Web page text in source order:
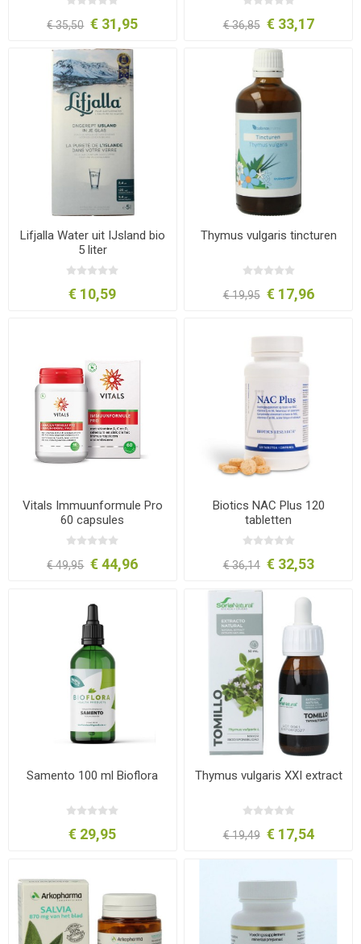
€ 35,50 € 31,95 € 36,85 € 33,17
Lifjalla Water uit IJsland bio
5 liter
€ 10,59
Thymus vulgaris tincturen
€ 19,95 € 17,96
Vitals Immuunformule Pro
60 capsules
€ 49,95 € 44,96
Biotics NAC Plus 120
tabletten
€ 36,14 € 32,53
Samento 100 ml Bioflora
€ 29,95
Thymus vulgaris XXI extract
€ 19,49 € 17,54